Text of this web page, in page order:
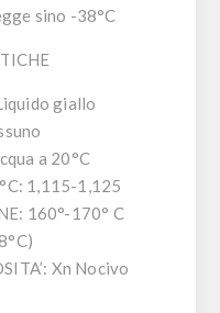
sino -38°C
giallo
a 20°C
1,115-1,125
160°-170° C
Xn Nocivo